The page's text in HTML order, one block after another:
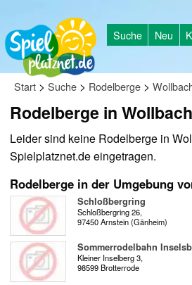
Suche Neu
Start > Suche > Rodelberge >
Rodelberge in Wollbach
Leider sind keine Rodelberge in
Spielplatznet.de eingetragen.
Rodelberge in der Umgebung
Schloßbergring
Schloßbergring 26,
97450 Arnstein (Gänheim)
Sommerrodelbahn
Kleiner Inselberg 3,
98599 Brotterrode